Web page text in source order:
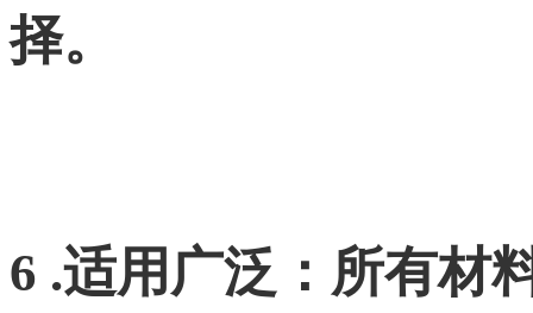
择。
6 .适用广泛：所有材